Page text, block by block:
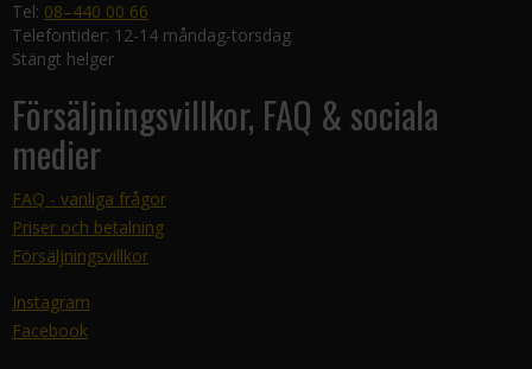
Tel: 08–440 00 66
Telefontider: 12-14 måndag-torsdag
Stängt helger
Försäljningsvillkor, FAQ & sociala
medier
FAQ - vanliga frågor
Priser och betalning
Försäljningsvillkor
Instagram
Facebook